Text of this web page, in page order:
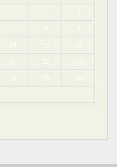
1
7 8 9
14 15 16
21 23
28 29 30